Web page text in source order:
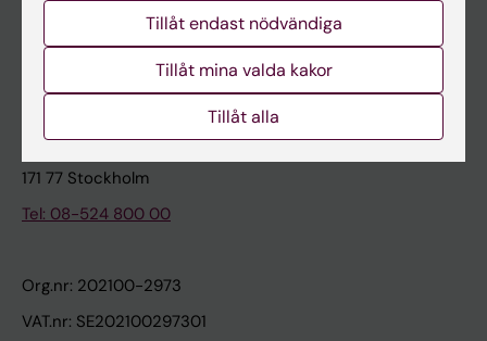
Karolinska Institutet Innovation
Kontakta presstjänsten
Karolinska Institutet
171 77 Stockholm
Tel: 08-524 800 00
Org.nr: 202100-2973
VAT.nr: SE202100297301
Tillåt endast nödvändiga
Tillåt mina valda kakor
Tillåt alla